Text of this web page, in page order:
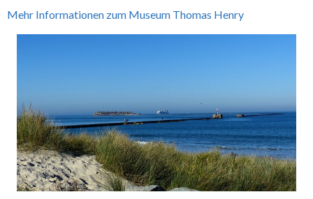
Mehr Informationen zum Museum Thomas Henry